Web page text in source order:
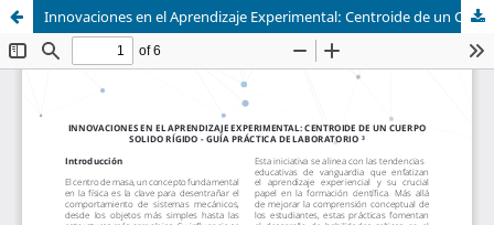
Innovaciones en el Aprendizaje Experimental: Centroide de un Cuerpo Solido Rígido - Guía Práctica de Laboratorio